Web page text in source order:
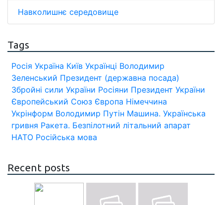
Навколишнє середовище
Tags
Росія Україна Київ Українці Володимир
Зеленський Президент (державна посада)
Збройні сили України Росіяни Президент України
Європейський Союз Європа Німеччина
Укрінформ Володимир Путін Машина. Українська
гривня Ракета. Безпілотний літальний апарат
НАТО Російська мова
Recent posts